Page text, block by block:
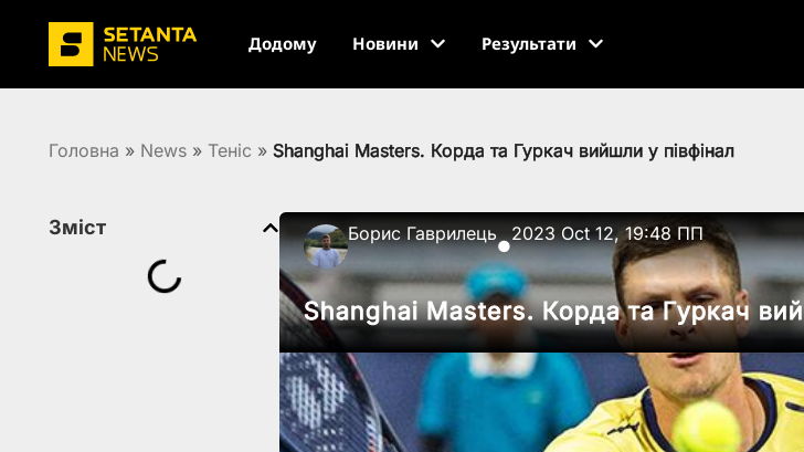
Додому Новини Результати
Головна » News » Теніс » Shanghai Masters. Корда та Гуркач вийшли у півфінал
Зміст Борис Гаврилець
●
2023 Oct 12, 19:48 ПП
Shanghai Masters. Корда та Гуркач